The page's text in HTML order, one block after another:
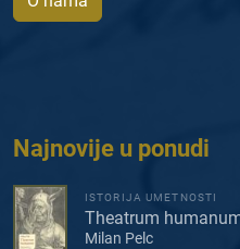
Najnovije u ponudi
ISTORIJA UMETNOSTI
Theatrum
Milan Pelc